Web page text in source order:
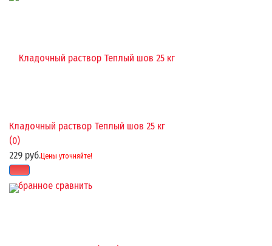
избранное сравнить
Кладочный раствор Теплый шов 25 кг
(0)
229 руб.Цены уточняйте!